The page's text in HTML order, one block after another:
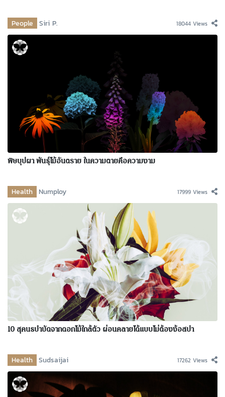
People Siri P. 18044 Views
พิษบุปผา พันธุ์ไม้อันตราย ในความตายคือความงาม
Health Numploy 17999 Views
10 สุคนธบำบัดจากดอกไม้ใกล้ตัว ผ่อนคลายได้แบบไม่ต้องง้อสปา
Health Sudsaijai 17262 Views